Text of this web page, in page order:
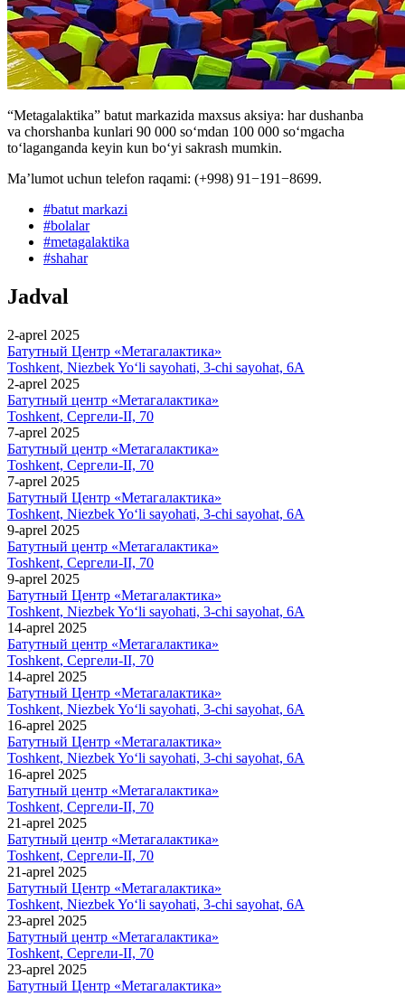
“Metagalaktika” batut markazida maxsus aksiya: har dushanba
va chorshanba kunlari 90 000 so‘mdan 100 000 so‘mgacha
to‘laganganda keyin kun bo‘yi sakrash mumkin.
Ma’lumot uchun telefon raqami: (+998) 91−191−8699.
#batut markazi
#bolalar
#metagalaktika
#shahar
Jadval
2-aprel 2025
Батутный Центр «Метагалактика»
Toshkent, Niezbek Yo‘li sayohati, 3-chi sayohat, 6A
2-aprel 2025
Батутный центр «Метагалактика»
Toshkent, Сергели-II, 70
7-aprel 2025
Батутный центр «Метагалактика»
Toshkent, Сергели-II, 70
7-aprel 2025
Батутный Центр «Метагалактика»
Toshkent, Niezbek Yo‘li sayohati, 3-chi sayohat, 6A
9-aprel 2025
Батутный центр «Метагалактика»
Toshkent, Сергели-II, 70
9-aprel 2025
Батутный Центр «Метагалактика»
Toshkent, Niezbek Yo‘li sayohati, 3-chi sayohat, 6A
14-aprel 2025
Батутный центр «Метагалактика»
Toshkent, Сергели-II, 70
14-aprel 2025
Батутный Центр «Метагалактика»
Toshkent, Niezbek Yo‘li sayohati, 3-chi sayohat, 6A
16-aprel 2025
Батутный Центр «Метагалактика»
Toshkent, Niezbek Yo‘li sayohati, 3-chi sayohat, 6A
16-aprel 2025
Батутный центр «Метагалактика»
Toshkent, Сергели-II, 70
21-aprel 2025
Батутный центр «Метагалактика»
Toshkent, Сергели-II, 70
21-aprel 2025
Батутный Центр «Метагалактика»
Toshkent, Niezbek Yo‘li sayohati, 3-chi sayohat, 6A
23-aprel 2025
Батутный центр «Метагалактика»
Toshkent, Сергели-II, 70
23-aprel 2025
Батутный Центр «Метагалактика»